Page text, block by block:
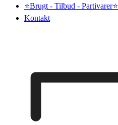
⭐Brugt - Tilbud - Partivarer⭐
Kontakt